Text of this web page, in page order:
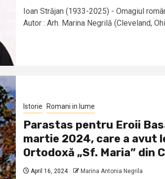
Ioan Străjan (1933-2025) - Omagiul
Autor : Arh. Marina Negrilă (Cleveland,
Istorie Romani in lume
Parastas pentru Eroii
martie 2024, care a avut
Ortodoxă „Sf. Maria” din
April 16, 2024 Marina Antonia Negrila